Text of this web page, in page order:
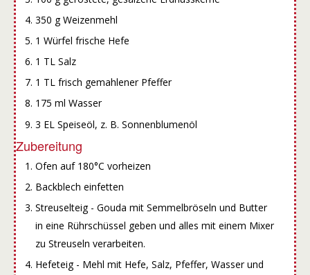
350 g Weizenmehl
1 Würfel frische Hefe
1 TL Salz
1 TL frisch gemahlener Pfeffer
175 ml Wasser
3 EL Speiseöl, z. B. Sonnenblumenöl
Zubereitung
Ofen auf 180°C vorheizen
Backblech einfetten
Streuselteig - Gouda mit Semmelbröseln und Butter
in eine Rührschüssel geben und alles mit einem Mixer
zu Streuseln verarbeiten.
Hefeteig - Mehl mit Hefe, Salz, Pfeffer, Wasser und